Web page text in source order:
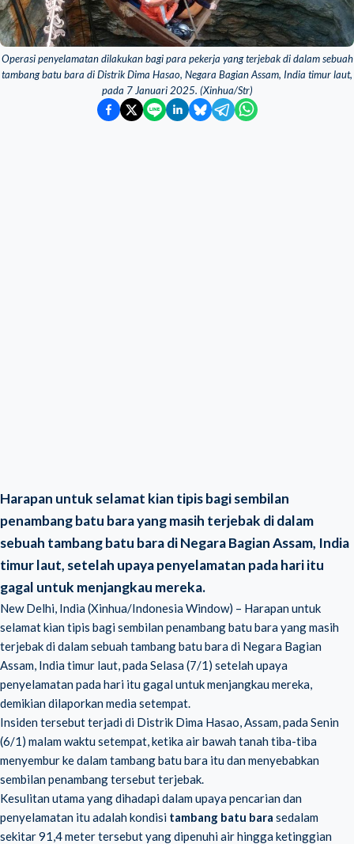
Operasi penyelamatan dilakukan bagi para pekerja yang terjebak di dalam sebuah
tambang batu bara di Distrik Dima Hasao, Negara Bagian Assam, India timur laut,
pada 7 Januari 2025. (Xinhua/Str)
Harapan untuk selamat kian tipis bagi sembilan
penambang batu bara yang masih terjebak di dalam
sebuah tambang batu bara di Negara Bagian Assam, India
timur laut, setelah upaya penyelamatan pada hari itu
gagal untuk menjangkau mereka.
New Delhi, India (Xinhua/Indonesia Window) – Harapan untuk
selamat kian tipis bagi sembilan penambang batu bara yang masih
terjebak di dalam sebuah tambang batu bara di Negara Bagian
Assam, India timur laut, pada Selasa (7/1) setelah upaya
penyelamatan pada hari itu gagal untuk menjangkau mereka,
demikian dilaporkan media setempat.
Insiden tersebut terjadi di Distrik Dima Hasao, Assam, pada Senin
(6/1) malam waktu setempat, ketika air bawah tanah tiba-tiba
menyembur ke dalam tambang batu bara itu dan menyebabkan
sembilan penambang tersebut terjebak.
Kesulitan utama yang dihadapi dalam upaya pencarian dan
penyelamatan itu adalah kondisi tambang batu bara sedalam
sekitar 91,4 meter tersebut yang dipenuhi air hingga ketinggian